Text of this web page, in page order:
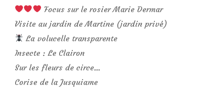
Focus sur le rosier Marie Dermar
Visite au jardin de Martine (jardin privé)
La volucelle transparente
Insecte : Le Clairon
Sur les fleurs de circe…
Corise de la Jusquiame